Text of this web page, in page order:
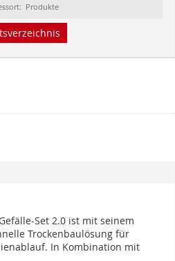
Produkte
Set 2.0 ist mit seinem
Trockenbaulösung für
In Kombination mit